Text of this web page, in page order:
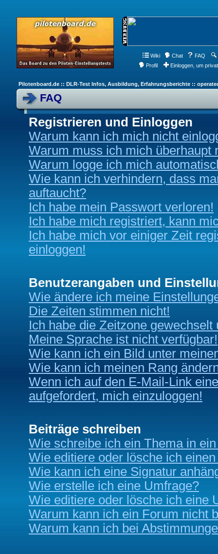
Wiki Chat FAQ
Profil
Einloggen, um
Pilotenboard.de :: DLR-Test Infos, Ausbildung, Erfahrungsberichte ::
FAQ
Registrieren und Einloggen
Warum kann ich mich nicht
Warum muss ich mich überhaupt
Warum logge ich mich
Wie kann ich verhindern, dass
auftaucht?
Ich habe mein Passwort verloren!
Ich habe mich registriert, kann
Ich habe mich vor einiger Zeit
einloggen!
Benutzerangaben und
Wie ändere ich meine
Die Zeiten stimmen nicht!
Ich habe die Zeitzone
Meine Sprache ist nicht verfügbar!
Wie kann ich ein Bild unter
Wie kann ich meinen Rang
Wenn ich auf den E-Mail-Link
aufgefordert, mich einzuloggen!
Beiträge schreiben
Wie schreibe ich ein Thema in
Wie editiere oder lösche ich
Wie kann ich eine Signatur
Wie erstelle ich eine Umfrage?
Wie editiere oder lösche ich eine
Warum kann ich ein Forum nicht
Warum kann ich bei